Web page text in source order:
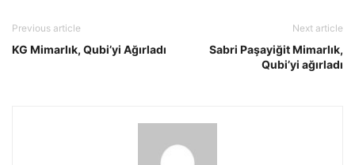
Previous article
KG Mimarlık, Qubi’yi Ağırladı
Next article
Sabri Paşayiğit Mimarlık,
Qubi’yi ağırladı